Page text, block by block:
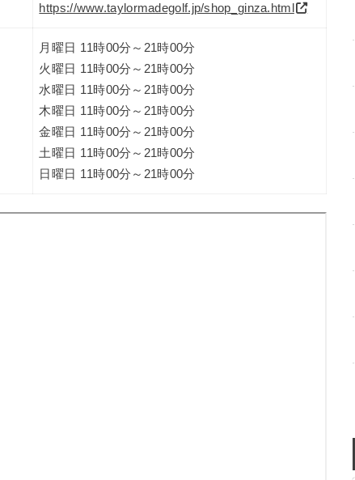
https://www.taylormadegolf.jp/shop_ginza.html
月曜日 11時00分～21時00分
火曜日 11時00分～21時00分
水曜日 11時00分～21時00分
木曜日 11時00分～21時00分
金曜日 11時00分～21時00分
土曜日 11時00分～21時00分
日曜日 11時00分～21時00分